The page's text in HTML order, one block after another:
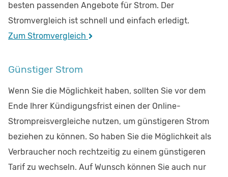
besten passenden Angebote für Strom. Der
Stromvergleich ist schnell und einfach erledigt.
Zum Stromvergleich
Günstiger Strom
Wenn Sie die Möglichkeit haben, sollten Sie vor dem
Ende Ihrer Kündigungsfrist einen der Online-
Strompreisvergleiche nutzen, um günstigeren Strom
beziehen zu können. So haben Sie die Möglichkeit als
Verbraucher noch rechtzeitig zu einem günstigeren
Tarif zu wechseln. Auf Wunsch können Sie auch nur